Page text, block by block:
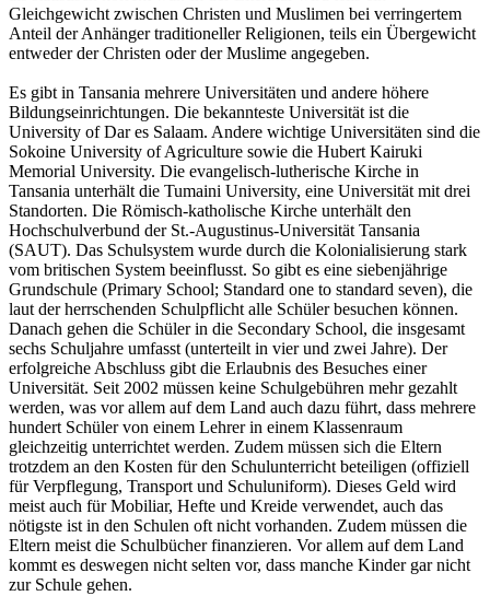
Gleichgewicht zwischen Christen und Muslimen bei verringertem
Anteil der Anhänger traditioneller Religionen, teils ein Übergewicht
entweder der Christen oder der Muslime angegeben.
Es gibt in Tansania mehrere Universitäten und andere höhere
Bildungseinrichtungen. Die bekannteste Universität ist die
University of Dar es Salaam. Andere wichtige Universitäten sind die
Sokoine University of Agriculture sowie die Hubert Kairuki
Memorial University. Die evangelisch-lutherische Kirche in
Tansania unterhält die Tumaini University, eine Universität mit drei
Standorten. Die Römisch-katholische Kirche unterhält den
Hochschulverbund der St.-Augustinus-Universität Tansania
(SAUT). Das Schulsystem wurde durch die Kolonialisierung stark
vom britischen System beeinflusst. So gibt es eine siebenjährige
Grundschule (Primary School; Standard one to standard seven), die
laut der herrschenden Schulpflicht alle Schüler besuchen können.
Danach gehen die Schüler in die Secondary School, die insgesamt
sechs Schuljahre umfasst (unterteilt in vier und zwei Jahre). Der
erfolgreiche Abschluss gibt die Erlaubnis des Besuches einer
Universität. Seit 2002 müssen keine Schulgebühren mehr gezahlt
werden, was vor allem auf dem Land auch dazu führt, dass mehrere
hundert Schüler von einem Lehrer in einem Klassenraum
gleichzeitig unterrichtet werden. Zudem müssen sich die Eltern
trotzdem an den Kosten für den Schulunterricht beteiligen (offiziell
für Verpflegung, Transport und Schuluniform). Dieses Geld wird
meist auch für Mobiliar, Hefte und Kreide verwendet, auch das
nötigste ist in den Schulen oft nicht vorhanden. Zudem müssen die
Eltern meist die Schulbücher finanzieren. Vor allem auf dem Land
kommt es deswegen nicht selten vor, dass manche Kinder gar nicht
zur Schule gehen.